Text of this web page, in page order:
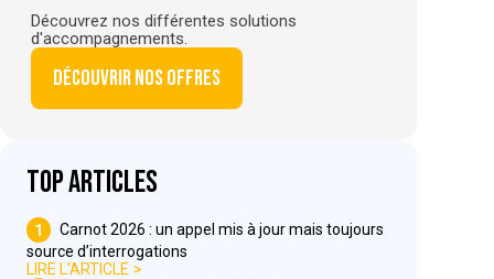
Découvrez nos différentes solutions
d'accompagnements.
Découvrir nos offres
Top articles
1
Carnot 2026 : un appel mis à jour mais toujours
source d’interrogations
LIRE L'ARTICLE